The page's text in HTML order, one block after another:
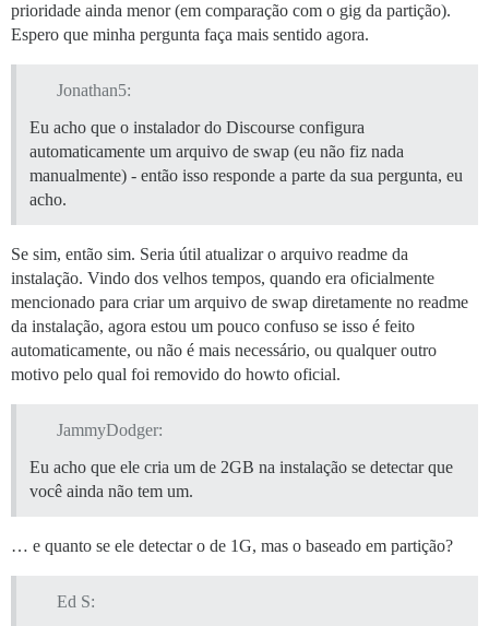
prioridade ainda menor (em comparação com o gig da partição).
Espero que minha pergunta faça mais sentido agora.
Jonathan5:
Eu acho que o instalador do Discourse configura
automaticamente um arquivo de swap (eu não fiz nada
manualmente) - então isso responde a parte da sua pergunta, eu
acho.
Se sim, então sim. Seria útil atualizar o arquivo readme da
instalação. Vindo dos velhos tempos, quando era oficialmente
mencionado para criar um arquivo de swap diretamente no readme
da instalação, agora estou um pouco confuso se isso é feito
automaticamente, ou não é mais necessário, ou qualquer outro
motivo pelo qual foi removido do howto oficial.
JammyDodger:
Eu acho que ele cria um de 2GB na instalação se detectar que
você ainda não tem um.
… e quanto se ele detectar o de 1G, mas o baseado em partição?
Ed S: